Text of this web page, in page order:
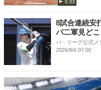
0:33
8試合連続安
パ二軍見どこ
パ・リーグ公式メ
2026/8/6 07:00